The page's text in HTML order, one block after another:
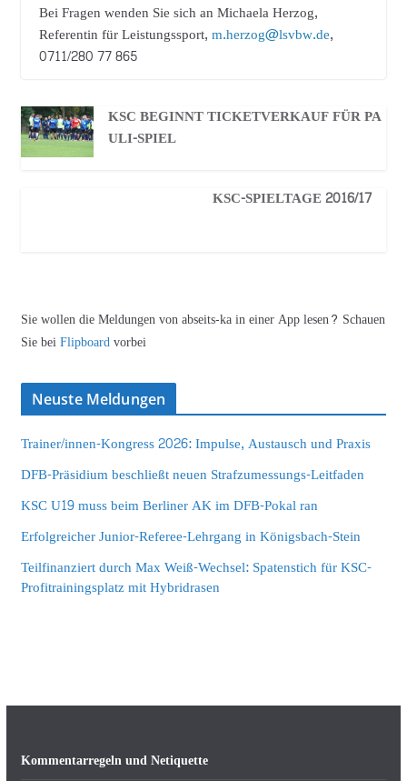
Bei Fragen wenden Sie sich an Michaela Herzog,
Referentin für Leistungssport,m.herzog@lsvbw.de,
0711/280 77 865
KSC BEGINNT TICKETVERKAUF FÜR PA
ULI-SPIEL
KSC-SPIELTAGE 2016/17
Sie wollen die Meldungen von abseits-ka in einer App lesen? Schauen
Sie beiFlipboardvorbei
Neuste Meldungen
Trainer/innen-Kongress 2026: Impulse, Austausch und Praxis
DFB-Präsidium beschließt neuen Strafzumessungs-Leitfaden
KSC U19 muss beim Berliner AK im DFB-Pokal ran
Erfolgreicher Junior-Referee-Lehrgang in Königsbach-Stein
Teilfinanziert durch Max Weiß-Wechsel: Spatenstich für KSC-
Profitrainingsplatz mit Hybridrasen
Kommentarregeln und Netiquette